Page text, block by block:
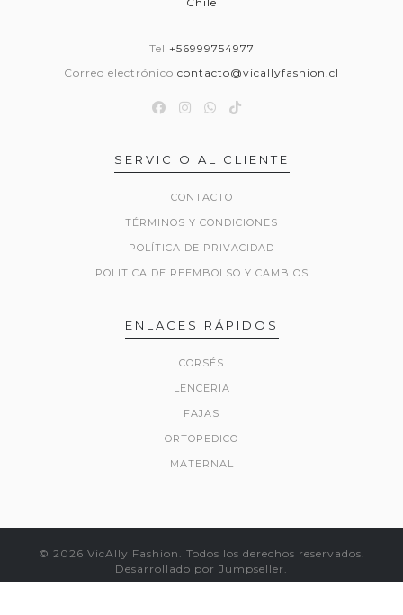
Tel +56999754977
Correo electrónico contacto@vicallyfashion.cl
SERVICIO AL CLIENTE
CONTACTO
TÉRMINOS Y CONDICIONES
POLÍTICA DE PRIVACIDAD
POLITICA DE REEMBOLSO Y CAMBIOS
ENLACES RÁPIDOS
CORSÉS
LENCERIA
FAJAS
ORTOPEDICO
MATERNAL
© 2026 VicAlly Fashion. Todos los derechos reservados.
Desarrollado por Jumpseller .